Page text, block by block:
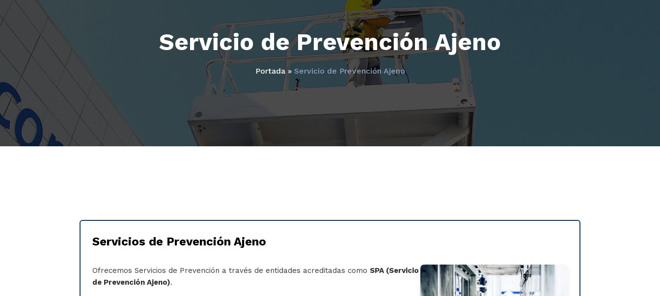
Servicio de Prevención Ajeno
Portada» Servicio de Prevención Ajeno
Servicios de Prevención Ajeno
Ofrecemos Servicios de Prevención a través de entidades acreditadas como SPA (Servicio
de Prevención Ajeno).